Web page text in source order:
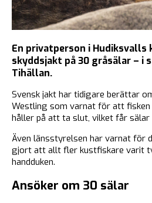
En privatperson i Hudiksvalls
skyddsjakt på 30 gråsälar – i
Tihällan.
Svensk jakt har tidigare berättar
Westling som varnat för att
håller på att ta slut, vilket får sälar
Även länsstyrelsen har varnat för
gjort att allt fler kustfiskare varit
handduken.
Ansöker om 30 sälar